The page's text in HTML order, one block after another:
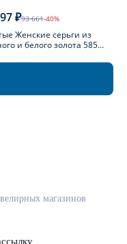
₽93 661-40%
Женские серьги из
и белого золота 585
магазинов